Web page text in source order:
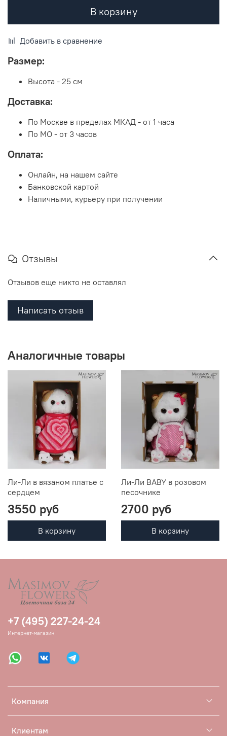
В корзину
Добавить в сравнение
Размер:
Высота - 25 см
Доставка:
По Москве в пределах МКАД - от 1 часа
По МО - от 3 часов
Оплата:
Онлайн, на нашем сайте
Банковской картой
Наличными, курьеру при получении
Отзывы
Отзывов еще никто не оставлял
Написать отзыв
Аналогичные товары
Ли-Ли в вязаном платье с
сердцем
3550 руб
В корзину
Ли-Ли BABY в розовом
песочнике
2700 руб
В корзину
Компания
Клиентам
+7 (495) 227-24-24
Интернет-магазин